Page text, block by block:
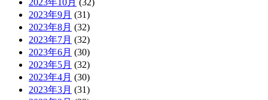
2023年9月 (31)
2023年8月 (32)
2023年7月 (32)
2023年6月 (30)
2023年5月 (32)
2023年4月 (30)
2023年3月 (31)